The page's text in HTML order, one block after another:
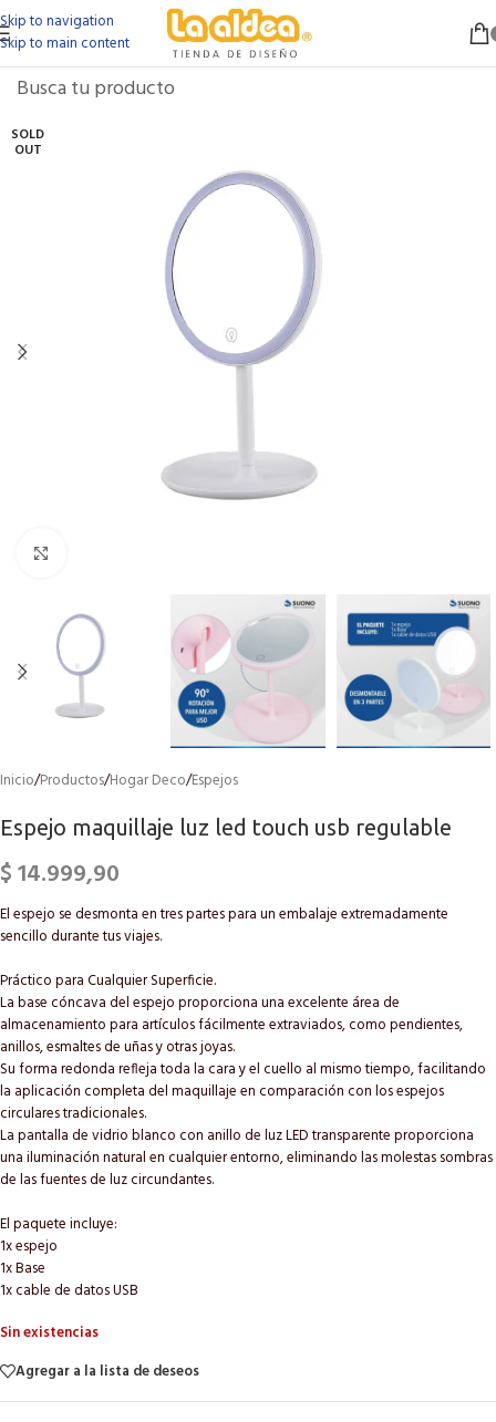
Skip to navigation
Skip to main content
SOLD
OUT
Inicio/Productos/Hogar Deco/Espejos
Espejo maquillaje luz led touch usb regulable
$14.999,90
El espejo se desmonta en tres partes para un embalaje extremadamente
sencillo durante tus viajes.
Práctico para Cualquier Superficie.
La base cóncava del espejo proporciona una excelente área de
almacenamiento para artículos fácilmente extraviados, como pendientes,
anillos, esmaltes de uñas y otras joyas.
Su forma redonda refleja toda la cara y el cuello al mismo tiempo, facilitando
la aplicación completa del maquillaje en comparación con los espejos
circulares tradicionales.
La pantalla de vidrio blanco con anillo de luz LED transparente proporciona
una iluminación natural en cualquier entorno, eliminando las molestas sombras
de las fuentes de luz circundantes.
El paquete incluye:
1x espejo
1x Base
1x cable de datos USB
Sin existencias
Agregar a la lista de deseos